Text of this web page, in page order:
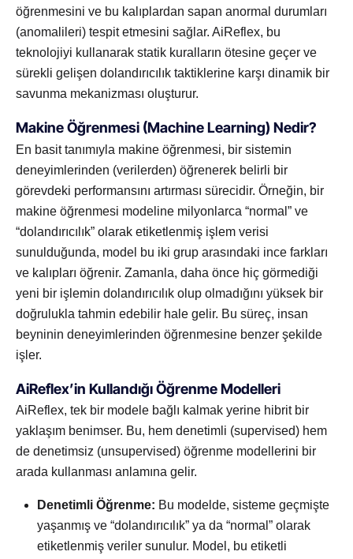
öğrenmesini ve bu kalıplardan sapan anormal durumları
(anomalileri) tespit etmesini sağlar. AiReflex, bu
teknolojiyi kullanarak statik kuralların ötesine geçer ve
sürekli gelişen dolandırıcılık taktiklerine karşı dinamik bir
savunma mekanizması oluşturur.
Makine Öğrenmesi (Machine Learning) Nedir?
En basit tanımıyla makine öğrenmesi, bir sistemin
deneyimlerinden (verilerden) öğrenerek belirli bir
görevdeki performansını artırması sürecidir. Örneğin, bir
makine öğrenmesi modeline milyonlarca “normal” ve
“dolandırıcılık” olarak etiketlenmiş işlem verisi
sunulduğunda, model bu iki grup arasındaki ince farkları
ve kalıpları öğrenir. Zamanla, daha önce hiç görmediği
yeni bir işlemin dolandırıcılık olup olmadığını yüksek bir
doğrulukla tahmin edebilir hale gelir. Bu süreç, insan
beyninin deneyimlerinden öğrenmesine benzer şekilde
işler.
AiReflex’in Kullandığı Öğrenme Modelleri
AiReflex, tek bir modele bağlı kalmak yerine hibrit bir
yaklaşım benimser. Bu, hem denetimli (supervised) hem
de denetimsiz (unsupervised) öğrenme modellerini bir
arada kullanması anlamına gelir.
Denetimli Öğrenme: Bu modelde, sisteme geçmişte
yaşanmış ve “dolandırıcılık” ya da “normal” olarak
etiketlenmiş veriler sunulur. Model, bu etiketli